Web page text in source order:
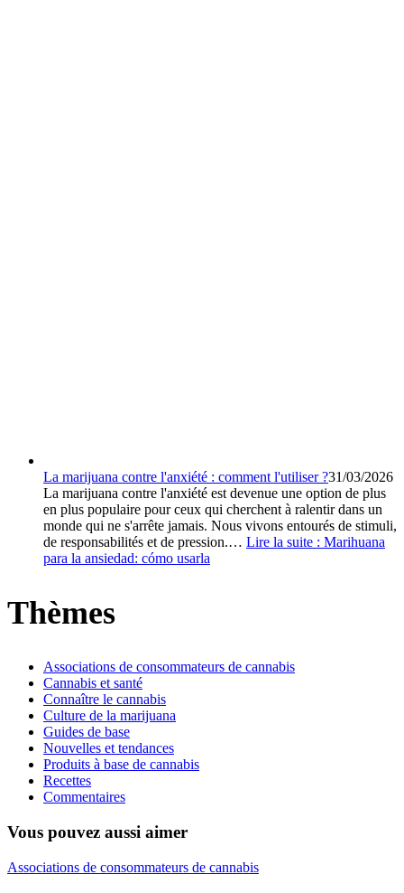
La marijuana contre l'anxiété : comment l'utiliser ?31/03/2026
La marijuana contre l'anxiété est devenue une option de plus
en plus populaire pour ceux qui cherchent à ralentir dans un
monde qui ne s'arrête jamais. Nous vivons entourés de stimuli,
de responsabilités et de pression.… Lire la suite : Marihuana
para la ansiedad: cómo usarla
Thèmes
Associations de consommateurs de cannabis
Cannabis et santé
Connaître le cannabis
Culture de la marijuana
Guides de base
Nouvelles et tendances
Produits à base de cannabis
Recettes
Commentaires
Vous pouvez aussi aimer
Associations de consommateurs de cannabis